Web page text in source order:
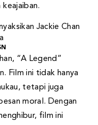
“A Legend”
Film ini tidak hanya
tetapi juga
moral. Dengan
film ini